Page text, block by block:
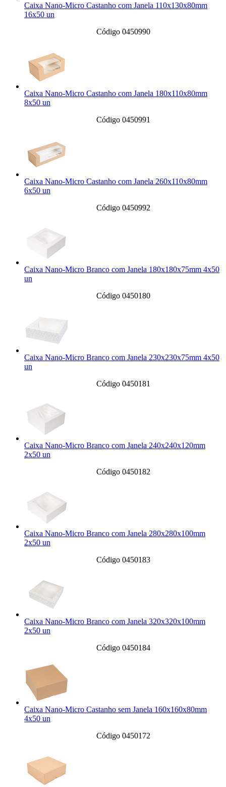
Caixa Nano-Micro Castanho com Janela 110x130x80mm
16x50 un
Código 0450990
Caixa Nano-Micro Castanho com Janela 180x110x80mm
8x50 un
Código 0450991
Caixa Nano-Micro Castanho com Janela 260x110x80mm
6x50 un
Código 0450992
Caixa Nano-Micro Branco com Janela 180x180x75mm 4x50
un
Código 0450180
Caixa Nano-Micro Branco com Janela 230x230x75mm 4x50
un
Código 0450181
Caixa Nano-Micro Branco com Janela 240x240x120mm
2x50 un
Código 0450182
Caixa Nano-Micro Branco com Janela 280x280x100mm
2x50 un
Código 0450183
Caixa Nano-Micro Branco com Janela 320x320x100mm
2x50 un
Código 0450184
Caixa Nano-Micro Castanho sem Janela 160x160x80mm
4x50 un
Código 0450172